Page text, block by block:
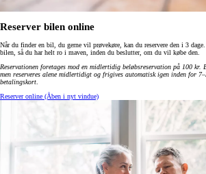
Reserver bilen online
Når du finder en bil, du gerne vil prøvekøre, kan du reservere den i 3
bilen, så du har helt ro i maven, inden du beslutter, om du vil købe den.
Reservationen foretages mod en midlertidig beløbsreservation på 100 kr.
men reserveres alene midlertidigt og frigives automatisk igen inden for
betalingskort.
Reserver online (Åben i nyt vindue)